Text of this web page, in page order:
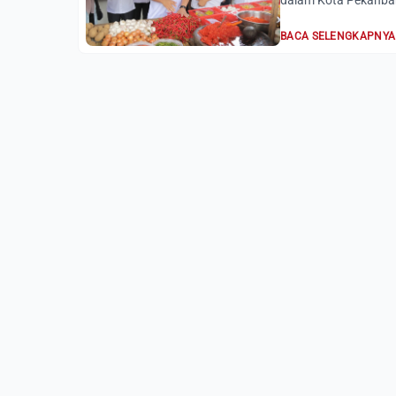
BACA SELENGKAPNYA